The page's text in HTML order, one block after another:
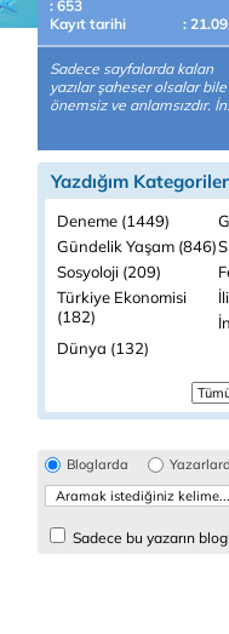
: 653
Kayıt tarihi
:
Sadece sayfalarda kalan
yazılar şaheser olsalar bile
önemsiz ve anlamsızdır.
Yazdığım Kategoriler
Deneme (1449)
Gündelik Yaşam (846)
Sosyoloji (209)
Türkiye Ekonomisi
(182)
Dünya (132)
Bloglarda
Sadece bu yazarın